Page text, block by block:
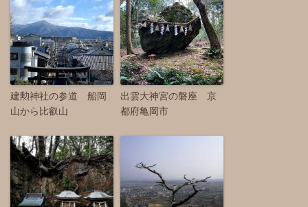
建勲神社の参道 船岡
山から比叡山
出雲大神宮の磐座 京
都府亀岡市